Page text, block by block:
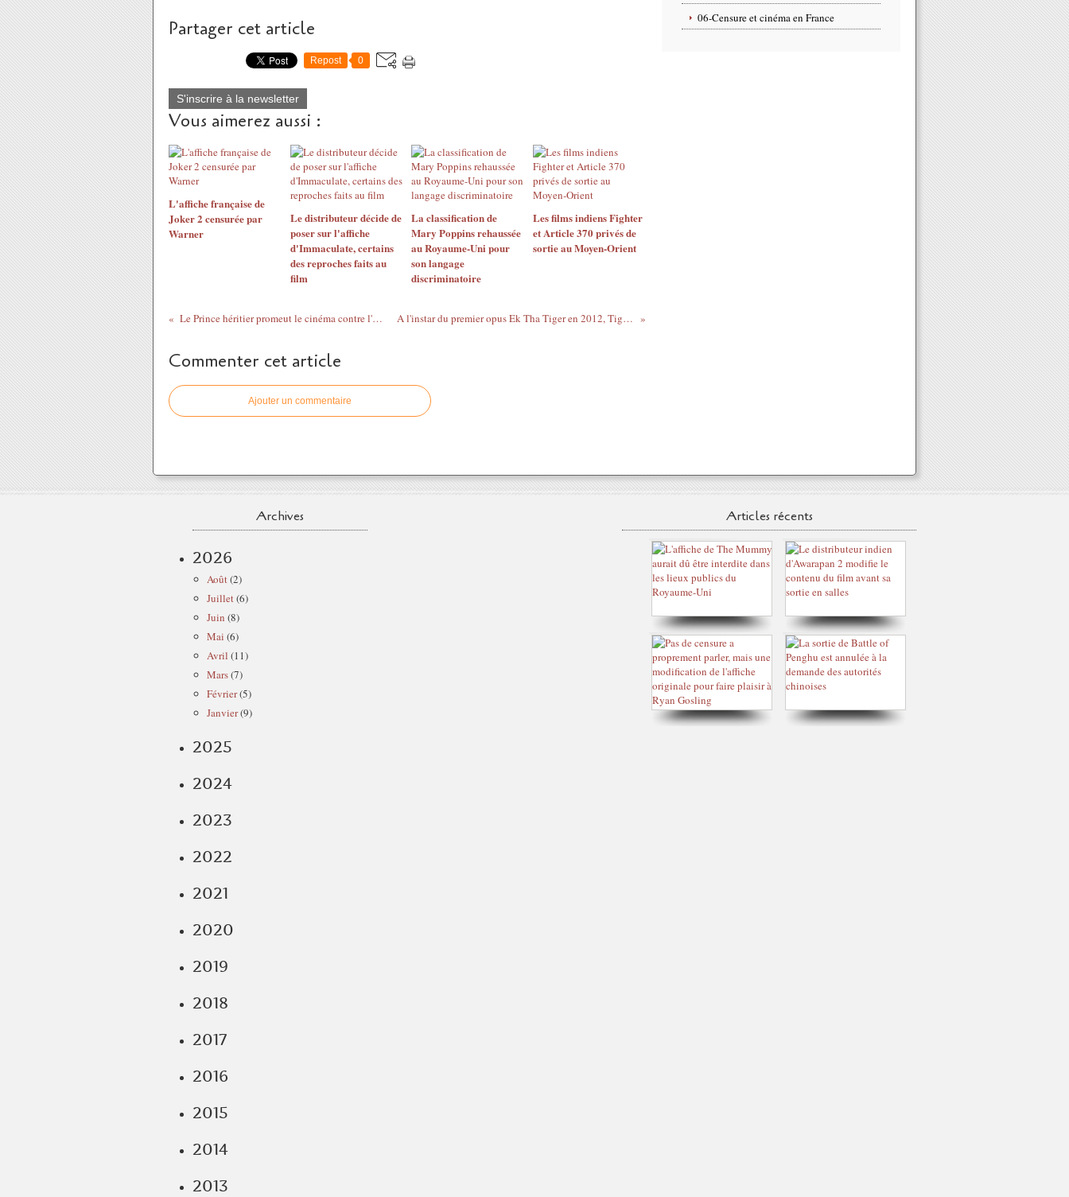
Partager cet article
Repost 0
S'inscrire à la newsletter
Vous aimerez aussi :
L'affiche française de
Joker 2 censurée par
Warner
Le distributeur décide de
poser sur l'affiche
d'Immaculate, certains
des reproches faits au
film
La classification de
Mary Poppins rehaussée
au Royaume-Uni pour
son langage
discriminatoire
Les films indiens Fighter
et Article 370 privés de
sortie au Moyen-Orient
Le Prince héritier promeut le cinéma contre l'avis du grand Mufti en Arabie Saoudite A l'instar du premier opus Ek Tha Tiger en 2012, Tiger Zinda Hai vient d'être interdit au Pakistan
Commenter cet article
Ajouter un commentaire
06-Censure et cinéma en France
Archives
2026
Août(2)
Juillet(6)
Juin (8)
Mai (6)
Avril (11)
Mars(7)
Février(5)
Janvier(9)
2025
2024
2023
2022
2021
2020
2019
2018
2017
2016
2015
2014
2013
Articles récents